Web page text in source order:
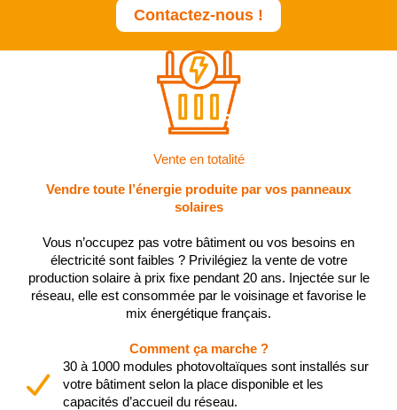
Contactez-nous !
Vente en totalité
Vendre toute l’énergie produite par vos panneaux
solaires
Vous n’occupez pas votre bâtiment ou vos besoins en
électricité sont faibles ? Privilégiez la vente de votre
production solaire à prix fixe pendant 20 ans. Injectée sur le
réseau, elle est consommée par le voisinage et favorise le
mix énergétique français.
Comment ça marche ?
30 à 1000 modules photovoltaïques sont installés sur
votre bâtiment selon la place disponible et les
capacités d’accueil du réseau.